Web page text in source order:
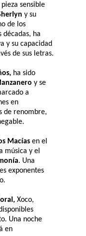
sensible
y su
de los
ha
y su capacidad
de sus letras.
ha sido
y se
a
en
de renombre,
Macías en el
música y el
. Una
exponentes
Xoco,
Una noche
en